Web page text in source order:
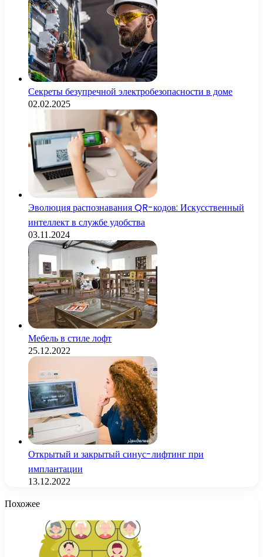
Секреты безупречной электробезопасности в доме
02.02.2025
Эволюция распознавания QR-кодов: Искусственный
интеллект в службе удобства
03.11.2024
Мебель в стиле лофт
25.12.2022
Открытый и закрытый синус-лифтинг при
имплантации
13.12.2022
Похожее